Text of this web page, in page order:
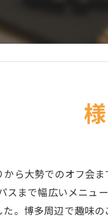
ら大勢でのオフ会
スまで幅広いメニュ
た。博多周辺で趣味